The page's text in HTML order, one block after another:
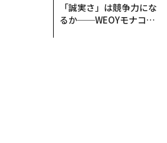
「誠実さ」は競争力にな
るか──WEOYモナコで